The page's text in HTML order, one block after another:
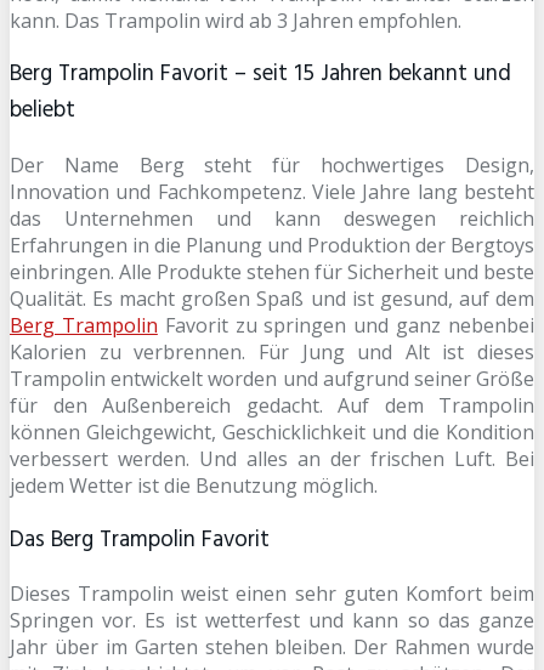
kann. Das Trampolin wird ab 3 Jahren empfohlen.
Berg Trampolin Favorit – seit 15 Jahren bekannt und
beliebt
Der Name Berg steht für hochwertiges Design,
Innovation und Fachkompetenz. Viele Jahre lang besteht
das Unternehmen und kann deswegen reichlich
Erfahrungen in die Planung und Produktion der Bergtoys
einbringen. Alle Produkte stehen für Sicherheit und beste
Qualität. Es macht großen Spaß und ist gesund, auf dem
Berg Trampolin Favorit zu springen und ganz nebenbei
Kalorien zu verbrennen. Für Jung und Alt ist dieses
Trampolin entwickelt worden und aufgrund seiner Größe
für den Außenbereich gedacht. Auf dem Trampolin
können Gleichgewicht, Geschicklichkeit und die Kondition
verbessert werden. Und alles an der frischen Luft. Bei
jedem Wetter ist die Benutzung möglich.
Das Berg Trampolin Favorit
Dieses Trampolin weist einen sehr guten Komfort beim
Springen vor. Es ist wetterfest und kann so das ganze
Jahr über im Garten stehen bleiben. Der Rahmen wurde